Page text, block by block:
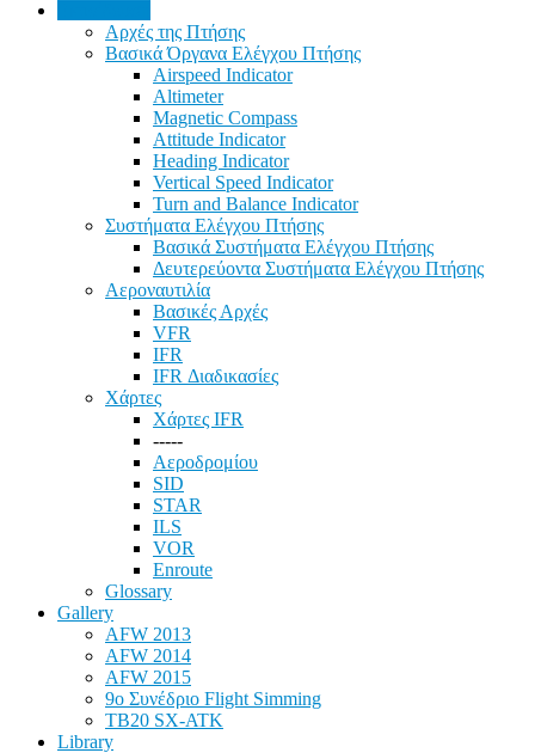
Αρχές της Πτήσης
Βασικά Όργανα Ελέγχου Πτήσης
Airspeed Indicator
Altimeter
Magnetic Compass
Attitude Indicator
Heading Indicator
Vertical Speed Indicator
Turn and Balance Indicator
Συστήματα Ελέγχου Πτήσης
Βασικά Συστήματα Ελέγχου Πτήσης
Δευτερεύοντα Συστήματα Ελέγχου Πτήσης
Αεροναυτιλία
Βασικές Αρχές
VFR
IFR
IFR Διαδικασίες
Χάρτες
Χάρτες IFR
-----
Αεροδρομίου
SID
STAR
ILS
VOR
Enroute
Glossary
Gallery
AFW 2013
AFW 2014
AFW 2015
9ο Συνέδριο Flight Simming
TB20 SX-ATK
Library